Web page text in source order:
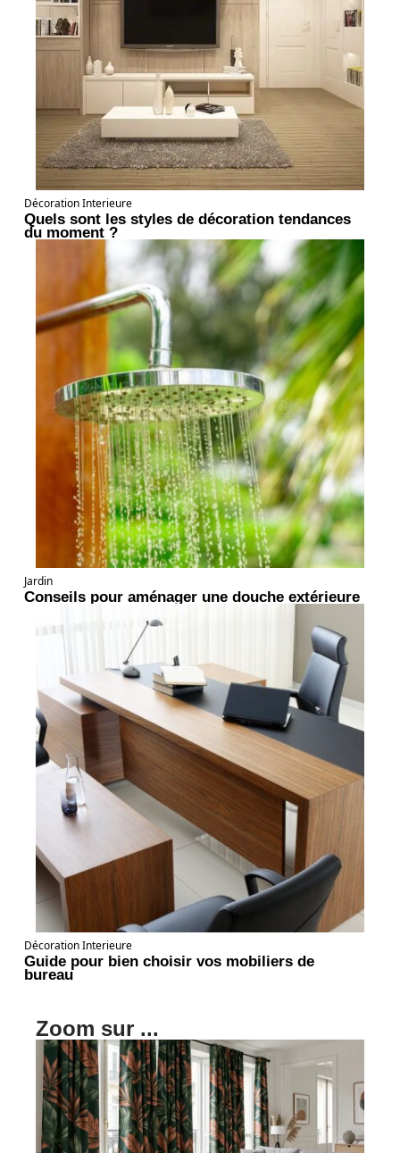
Décoration Interieure
Quels sont les styles de décoration tendances
du moment ?
Jardin
Conseils pour aménager une douche extérieure
Décoration Interieure
Guide pour bien choisir vos mobiliers de
bureau
Zoom sur ...